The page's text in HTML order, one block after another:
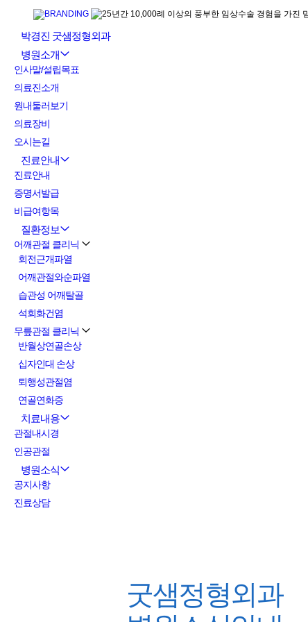
박경진 굿샘정형외과
병원소개
인사말/설립목표
의료진소개
원내둘러보기
의료장비
오시는길
진료안내
진료안내
증명서발급
비급여항목
질환정보
어깨관절 클리닉
회전근개파열
어깨관절와순파열
습관성 어깨탈골
석회화건염
무릎관절 클리닉
반월상연골손상
십자인대 손상
퇴행성관절염
연골연화증
치료내용
관절내시경
인공관절
병원소식
공지사항
진료상담
굿샘정형외과